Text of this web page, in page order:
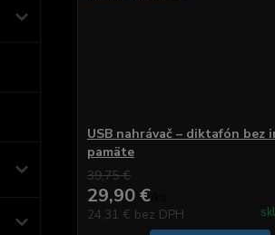
USB nahrávač – diktafón bez
pamäte
39,75 €
29,90 €/
24,31 € bez DPH